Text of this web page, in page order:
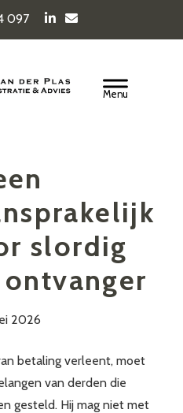
097
der
Header
slordig
2026
betaling verleent, moet
van derden die
gesteld. Hij mag niet met